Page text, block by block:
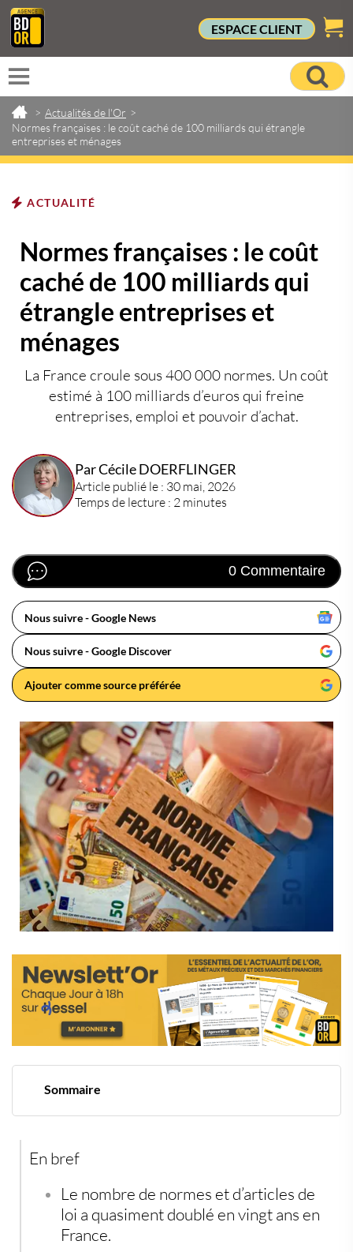
ESPACE CLIENT
> Actualités de l'Or >
Normes françaises : le coût caché de 100 milliards qui étrangle
entreprises et ménages
ACTUALITÉ
Normes françaises : le coût
caché de 100 milliards qui
étrangle entreprises et
ménages
La France croule sous 400 000 normes. Un coût
estimé à 100 milliards d’euros qui freine
entreprises, emploi et pouvoir d’achat.
Par Cécile DOERFLINGER
Article publié le : 30 mai, 2026
Temps de lecture : 2 minutes
0 Commentaire
Nous suivre - Google News
Nous suivre - Google Discover
Ajouter comme source préférée
Sommaire
Une machine réglementaire devenue incontrôlable
Un frein majeur pour l’industrie et le pouvoir d’achat
En bref
Le nombre de normes et d’articles de
loi a quasiment doublé en vingt ans en
France.